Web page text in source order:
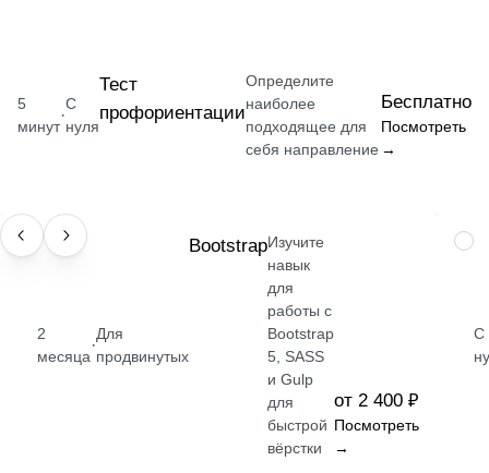
5
минут
·
С
нуля
Тест
профориентации
Определите
наиболее
подходящее для
себя направление
Бесплатно
Посмотреть
→
НАВЫК
2
месяца
·
Для
продвинутых
BootstrapИзучите
навык
для
работы с
Bootstrap
5, SASS
и Gulp
для
быстрой
вёрстки
от 2 400 ₽
Посмотреть
→
С